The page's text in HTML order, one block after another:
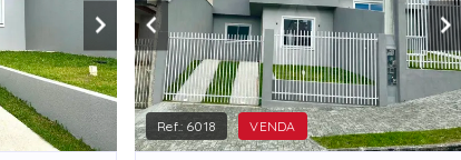
Ref.: 6018 VENDA